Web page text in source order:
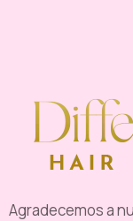
Agradecemos a